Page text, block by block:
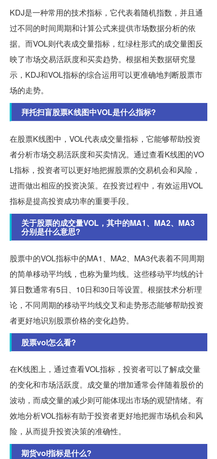
KDJ是一种常用的技术指标，它代表着随机指数，并且通
过不同的时间周期和计算公式来提供市场数据分析的依
据。而VOL则代表成交量指标，红绿柱形式的成交量图反
映了市场交易活跃度和买卖趋势。根据相关数据研究显
示，KDJ和VOL指标的综合运用可以更准确地判断股票市
场的走势。
拜托扫盲股票K线图中VOL是什么指标?
在股票K线图中，VOL代表成交量指标，它能够帮助投资
者分析市场交易活跃度和买卖情况。通过查看K线图的VO
L指标，投资者可以更好地把握股票的交易机会和风险，
进而做出相应的投资决策。在投资过程中，有效运用VOL
指标是提高投资成功率的重要手段。
关于股票的成交量VOL，其中的MA1、MA2、MA3
分别是什么意思?
股票中的VOL指标中的MA1、MA2、MA3代表着不同周期
的简单移动平均线，也称为量均线。这些移动平均线的计
算日数通常有5日、10日和30日等设置。根据技术分析理
论，不同周期的移动平均线交叉和走势形态能够帮助投资
者更好地识别股票价格的变化趋势。
股票vol怎么看?
在K线图上，通过查看VOL指标，投资者可以了解成交量
的变化和市场活跃度。成交量的增加通常会伴随着股价的
波动，而成交量的减少则可能体现出市场的观望情绪。有
效地分析VOL指标有助于投资者更好地把握市场机会和风
险，从而提升投资决策的准确性。
期货vol指标是什么?